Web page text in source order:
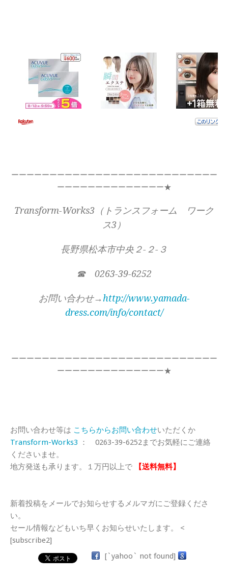
ーーーーーーーーーーーーーーーーーーーーーーーーーーー
ーーーーーーーーーーーーーー★
Transform-Works3（トランスフォーム ワーク
ス3）
長野県松本市中央２-２-３
☎ 0263-39-6252
お問い合わせ→http://www.yamada-
dress.com/info/contact/
ーーーーーーーーーーーーーーーーーーーーーーーーーーー
ーーーーーーーーーーーーーー★
お問い合わせ等は こちらからお問い合わせいただくか
Transform-Works3 ： 0263-39-6252までお気軽にご連絡
くださいませ。
地方発送も承ります。１万円以上で
【送料無料】
新着投稿をメールでお知らせするメルマガにご登録くださ
い。
セール情報などもいち早くお知らせいたします。 <
[subscribe2]
[`yahoo` not found]